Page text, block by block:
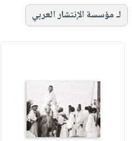
لـ مؤسسة الإنتشار العربي